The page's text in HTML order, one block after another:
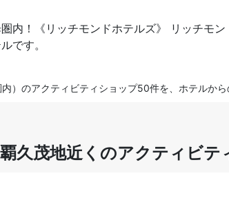
内！《リッチモンドホテルズ》 リッチモ
です。
のアクティビティショップ50件を、ホテルから
久茂地近くのアクティビテ